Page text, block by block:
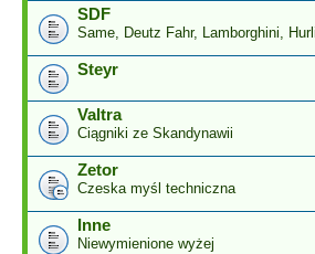
SDF
Same, Deutz Fahr, Lamborghini,
Steyr
Valtra
Ciągniki ze Skandynawii
Zetor
Czeska myśl techniczna
Inne
Niewymienione wyżej